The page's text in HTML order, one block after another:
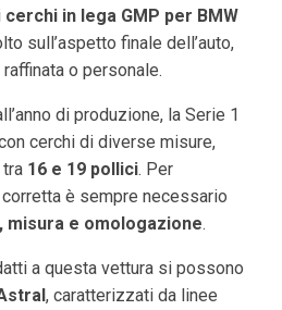
cerchi in lega GMP per BMW
sull’aspetto finale dell’auto,
o personale.
di produzione, la Serie 1
cerchi di diverse misure,
16 e 19 pollici. Per
è sempre necessario
misura e omologazione.
a questa vettura si possono
, caratterizzati da linee